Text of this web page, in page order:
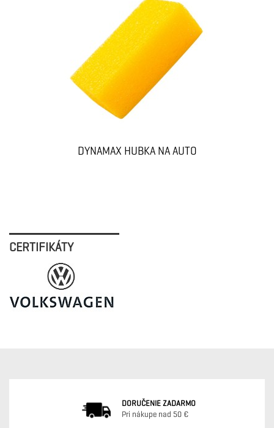
DYNAMAX HUBKA NA AUTO
CERTIFIKÁTY
DORUČENIE ZADARMO
Pri nákupe nad 50 €